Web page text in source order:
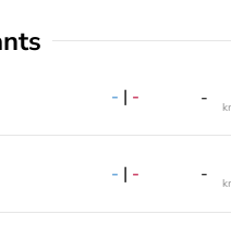
- | - -
- | - -